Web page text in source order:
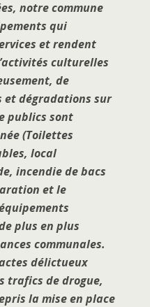
notre commune
qui
et rendent
culturelles
de
et dégradations sur
publics sont
(Toilettes
local
incendie de bacs
et le
plus en plus
communales.
délictueux
trafics de drogue,
la mise en place